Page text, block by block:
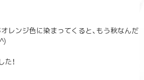
レンジ色に染まってくると、もう秋なんだ
！